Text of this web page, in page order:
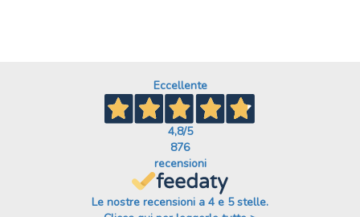
Eccellente
4,8/5
876
recensioni
Le nostre recensioni a 4 e 5 stelle.